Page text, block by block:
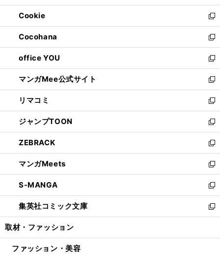
開
く
ウ
で
開
く
ン
ド
ウ
で
開
く
ウ
ィ
ン
ド
ウ
で
開
く
Cookie
新
し
い
ウ
ィ
ン
ド
ウ
で
開
く
Cocohana
新
し
い
ウ
ィ
ン
ド
ウ
で
開
く
office YOU
新
し
い
ウ
ィ
ン
ド
ウ
で
開
く
マンガMee公式サイト
新
し
い
ウ
ィ
ン
ド
ウ
で
開
く
リマコミ
新
し
い
ウ
ィ
ン
ド
ウ
で
開
く
ジャンプTOON
新
し
い
ウ
ィ
ン
ド
ウ
で
開
ZEBRACK
新
し
い
ウ
ィ
ン
ド
ウ
開
マンガMeets
新
し
い
ウ
ィ
ン
ウ
S-MANGA
新
し
い
ウ
ン
集英社コミック文庫
新
し
ウ
取材・ファッション
ファッション・美容